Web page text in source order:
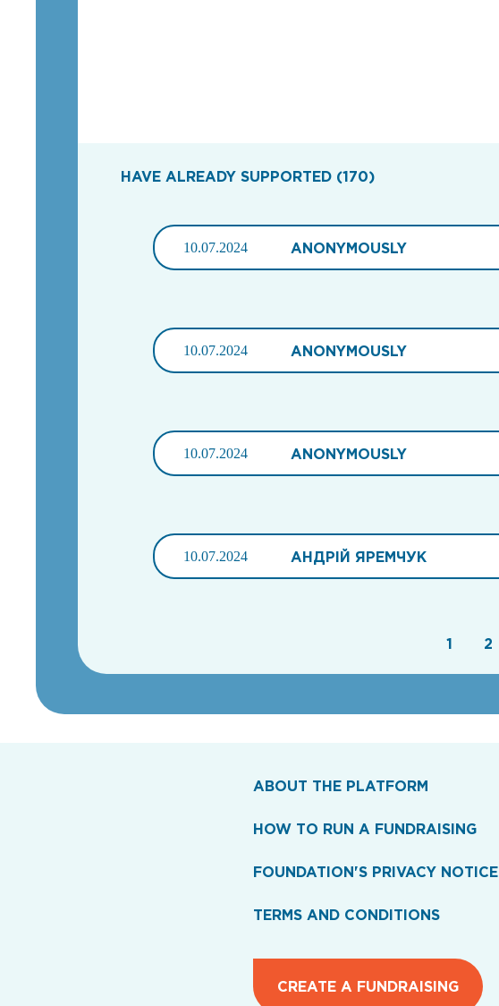
HAVE ALREADY SUPPORTED (170)
10.07.2024 ANONYMOUSLY
10.07.2024 ANONYMOUSLY
10.07.2024 ANONYMOUSLY
10.07.2024 АНДРІЙ ЯРЕМЧУК
1 2
ABOUT THE PLATFORM
HOW TO RUN A FUNDRAISING
FOUNDATION'S PRIVACY NOTICE
TERMS AND CONDITIONS
CREATE A FUNDRAISING